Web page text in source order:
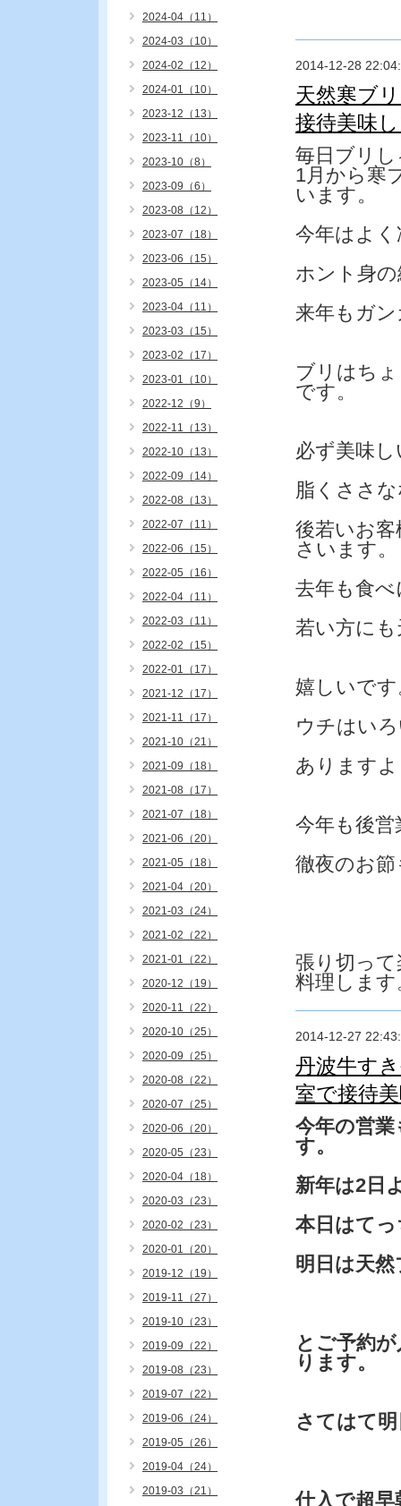
2014-12-28
天然寒ブ
接待美味
毎日ブリ
1月から寒
います。
今年はよ
ホント身
来年もガ
ブリはち
です。
必ず美味
脂くささ
後若いお
さいます。
去年も食
若い方に
嬉しいです
ウチはい
あります
今年も後営
徹夜のお
張り切っ
料理します
2014-12-27
丹波牛す
室で接待
今年の営
す。
新年は2日
本日はて
明日は天
とご予約
ります。
さてはて
仕入で超
2024-04（11）
2024-03（10）
2024-02（12）
2024-01（10）
2023-12（13）
2023-11（10）
2023-10（8）
2023-09（6）
2023-08（12）
2023-07（18）
2023-06（15）
2023-05（14）
2023-04（11）
2023-03（15）
2023-02（17）
2023-01（10）
2022-12（9）
2022-11（13）
2022-10（13）
2022-09（14）
2022-08（13）
2022-07（11）
2022-06（15）
2022-05（16）
2022-04（11）
2022-03（11）
2022-02（15）
2022-01（17）
2021-12（17）
2021-11（17）
2021-10（21）
2021-09（18）
2021-08（17）
2021-07（18）
2021-06（20）
2021-05（18）
2021-04（20）
2021-03（24）
2021-02（22）
2021-01（22）
2020-12（19）
2020-11（22）
2020-10（25）
2020-09（25）
2020-08（22）
2020-07（25）
2020-06（20）
2020-05（23）
2020-04（18）
2020-03（23）
2020-02（23）
2020-01（20）
2019-12（19）
2019-11（27）
2019-10（23）
2019-09（22）
2019-08（23）
2019-07（22）
2019-06（24）
2019-05（26）
2019-04（24）
2019-03（21）